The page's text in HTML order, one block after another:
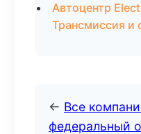
Автоцентр
Трансмиссия и
← Все
федеральный